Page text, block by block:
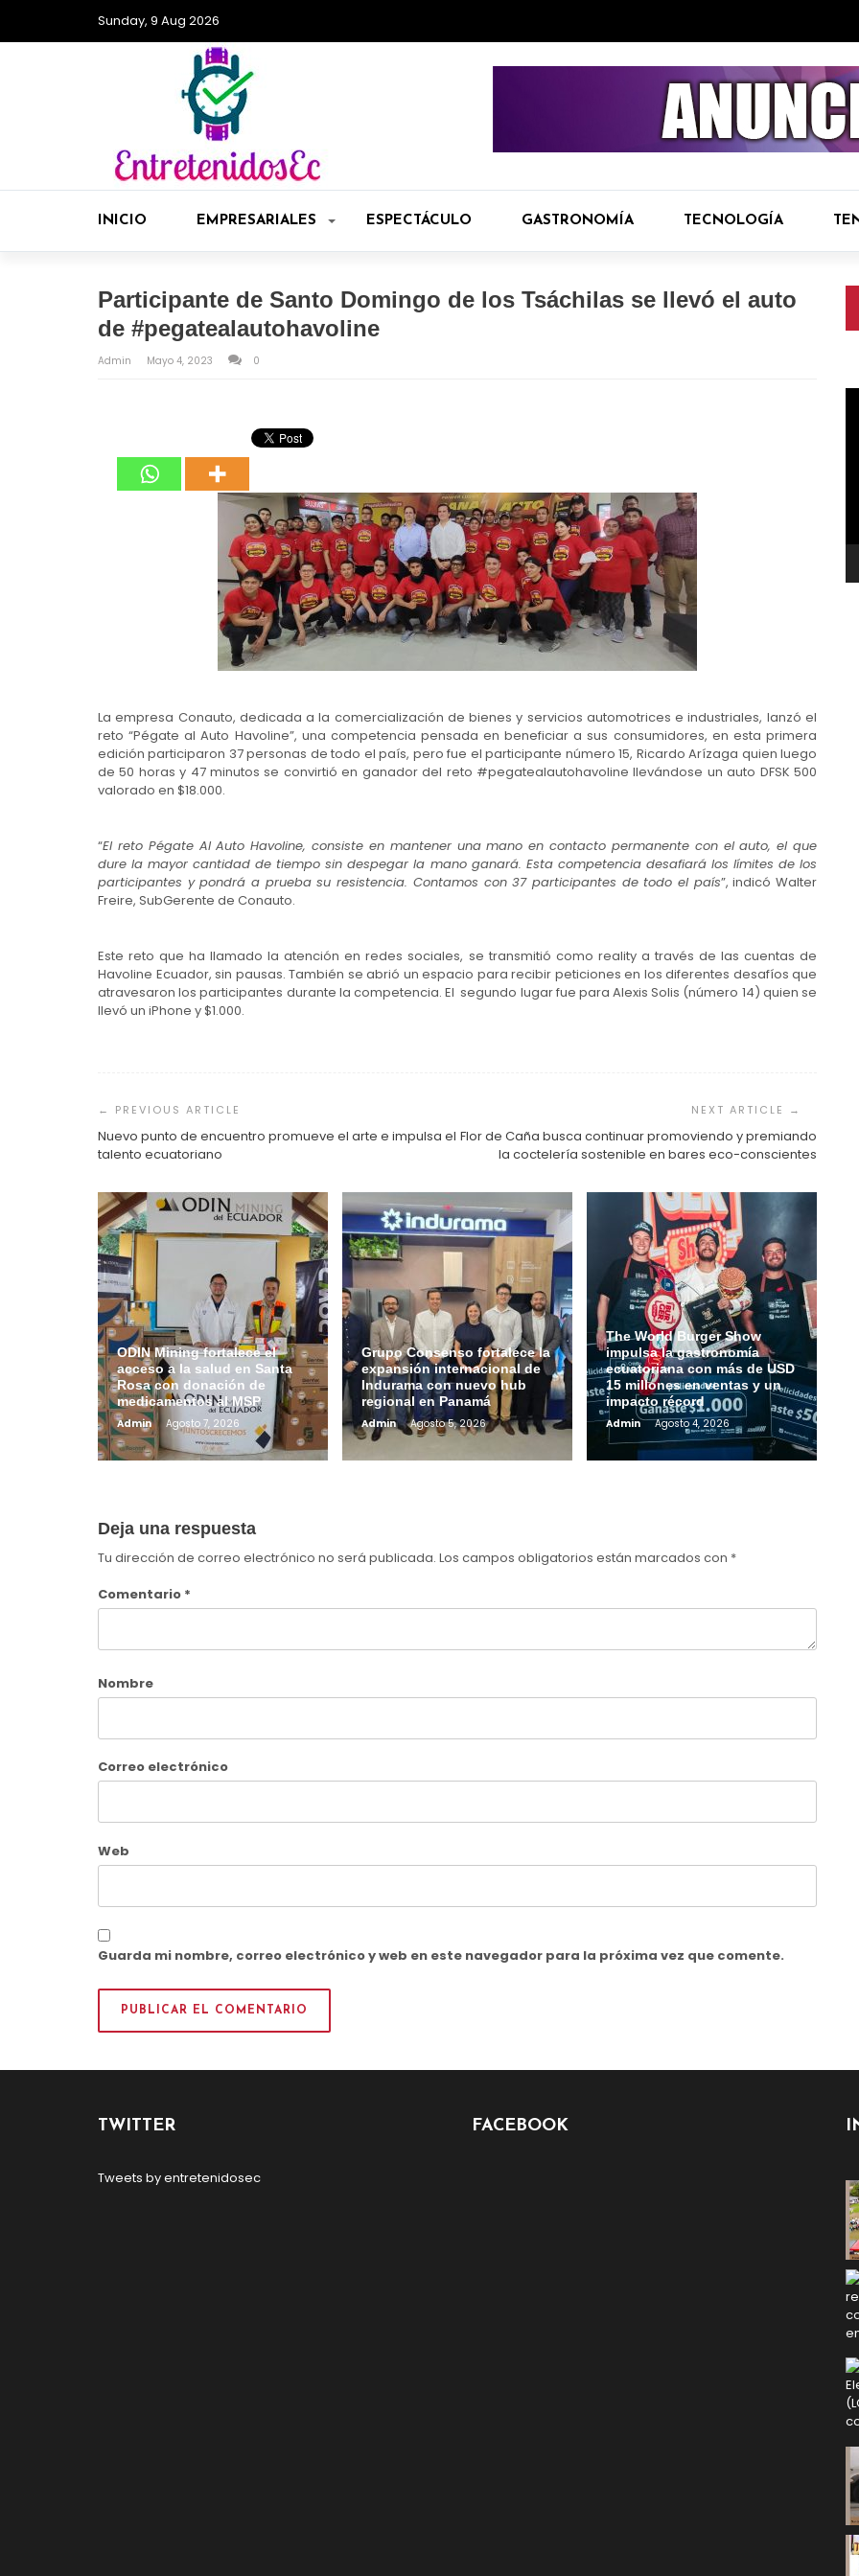
Sunday, 9 Aug 2026
INICIO EMPRESARIALES ESPECTÁCULO GASTRONOMÍA TECNOLOGÍA
Participante de Santo Domingo de los Tsáchilas se llevó el auto
de #pegatealautohavoline
Admin Mayo 4, 2023 0
La empresa Conauto, dedicada a la comercialización de bienes y servicios automotrices e industriales, lanzó el
reto “Pégate al Auto Havoline”, una competencia pensada en beneficiar a sus consumidores, en esta primera
edición participaron 37 personas de todo el país, pero fue el participante número 15, Ricardo Arízaga quien luego
de 50 horas y 47 minutos se convirtió en ganador del reto #pegatealautohavoline llevándose un auto DFSK 500
valorado en $18.000.
“El reto Pégate Al Auto Havoline, consiste en mantener una mano en contacto permanente con el auto, el que
dure la mayor cantidad de tiempo sin despegar la mano ganará. Esta competencia desafiará los límites de los
participantes y pondrá a prueba su resistencia. Contamos con 37 participantes de todo el país”, indicó Walter
Freire, SubGerente de Conauto.
Este reto que ha llamado la atención en redes sociales, se transmitió como reality a través de las cuentas de
Havoline Ecuador, sin pausas. También se abrió un espacio para recibir peticiones en los diferentes desafíos que
atravesaron los participantes durante la competencia. El segundo lugar fue para Alexis Solis (número 14) quien se
llevó un iPhone y $1.000.
de
entradas
Nuevo punto de encuentro promueve el arte e impulsa el
talento ecuatoriano
Flor de Caña busca continuar promoviendo y premiando
la coctelería sostenible en bares eco-conscientes
ODIN Mining fortalece el
acceso a la salud en Santa
Rosa con donación de
medicamentos al MSP
Admin Agosto 7, 2026
Grupo Consenso fortalece la
expansión internacional de
Indurama con nuevo hub
regional en Panamá
Admin Agosto 5, 2026
The World Burger Show
impulsa la gastronomía
ecuatoriana con más de USD
15 millones en ventas y un
impacto récord
Admin Agosto 4, 2026
Deja una respuesta
Tu dirección de correo electrónico no será publicada. Los campos obligatorios están marcados con *
Comentario *
Nombre
Correo electrónico
Web
Guarda mi nombre, correo electrónico y web en este navegador para la próxima vez que comente.
TWITTER
Tweets by entretenidosec
FACEBOOK